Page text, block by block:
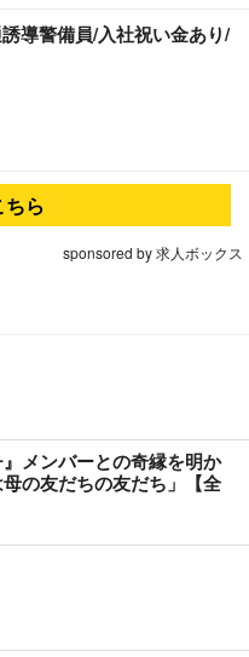
導警備員/入社祝い金あり/
ら
sponsored by 求人ボックス
メンバーとの奇縁を明か
の友だちの友だち」【全